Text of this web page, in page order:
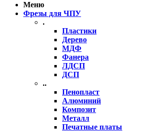
Меню
Фрезы для ЧПУ
.
Пластики
Дерево
МДФ
Фанера
ЛДСП
ДСП
..
Пенопласт
Алюминий
Композит
Металл
Печатные платы